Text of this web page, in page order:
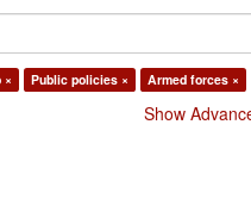
× Public policies × Armed forces ×
Show